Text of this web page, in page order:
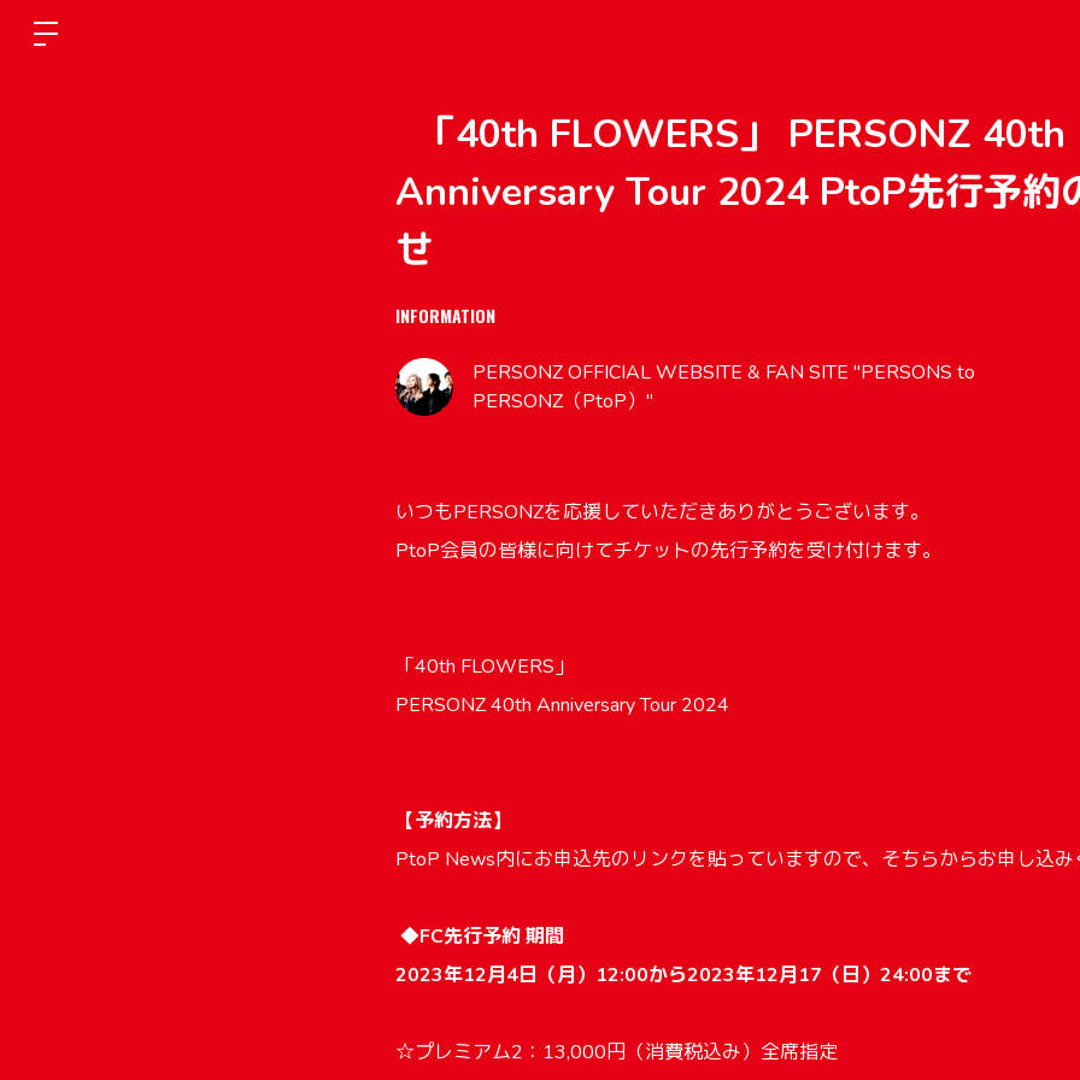
「40th FLOWERS」 PERSONZ 40th
Anniversary Tour 2024 PtoP先行予約
せ
INFORMATION
PERSONZ OFFICIAL WEBSITE & FAN SITE "PERSONS to
PERSONZ（PtoP）"
いつもPERSONZを応援していただきありがとうございます。
PtoP会員の皆様に向けてチケットの先行予約を受け付けます。
「40th FLOWERS」
PERSONZ 40th Anniversary Tour 2024
【予約方法】
PtoP News内にお申込先のリンクを貼っていますので、そちらからお申し込み
◆FC先行予約 期間
2023年12月4日（月）12:00から2023年12月17（日）24:00まで
☆プレミアム2：13,000円（消費税込み）全席指定